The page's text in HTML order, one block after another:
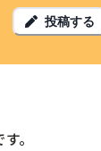
投稿する
。